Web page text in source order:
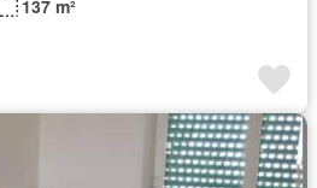
137 m²